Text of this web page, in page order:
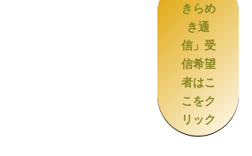
きらめ
き通
信」受
信希望
者はこ
こをク
リック